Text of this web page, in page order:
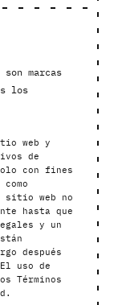
marcas
los
web y
de
con fines
sitio web no
hasta que
y un
después
uso de
Términos